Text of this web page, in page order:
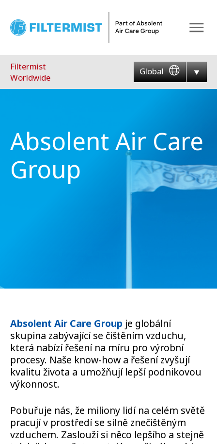
Filtermist
Worldwide
Global
Absolent Air Care
Group
Absolent Air Care Group je globální
skupina zabývající se čištěním vzduchu,
která nabízí řešení na míru pro výrobní
procesy. Naše know-how a řešení zvyšují
kvalitu života a umožňují lepší podnikovou
výkonnost.
Pobuřuje nás, že miliony lidí na celém světě
pracují v prostředí se silně znečištěným
vzduchem. Zaslouží si něco lepšího a stejně